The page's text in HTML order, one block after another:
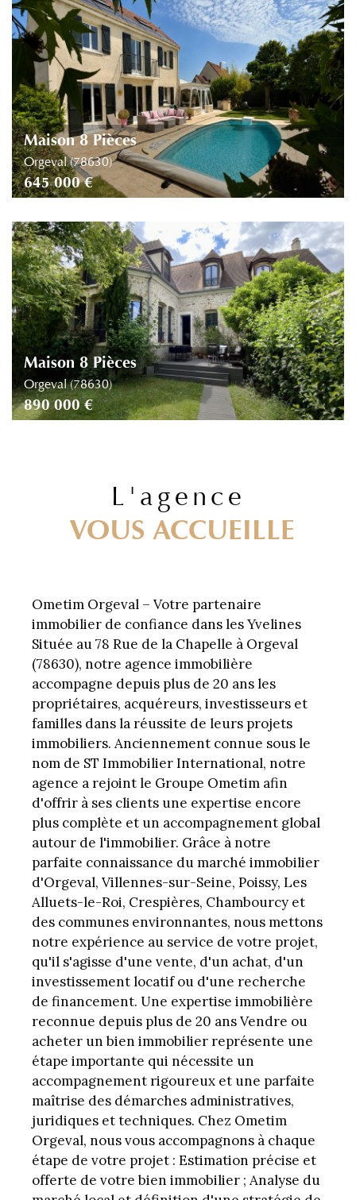
Maison 8 Pièces
Orgeval (78630)
645 000 €
Maison 8 Pièces
Orgeval (78630)
890 000 €
L'agence
VOUS ACCUEILLE
Ometim Orgeval – Votre partenaire
immobilier de confiance dans les Yvelines
Située au 78 Rue de la Chapelle à Orgeval
(78630), notre agence immobilière
accompagne depuis plus de 20 ans les
propriétaires, acquéreurs, investisseurs et
familles dans la réussite de leurs projets
immobiliers. Anciennement connue sous le
nom de ST Immobilier International, notre
agence a rejoint le Groupe Ometim afin
d'offrir à ses clients une expertise encore
plus complète et un accompagnement global
autour de l'immobilier. Grâce à notre
parfaite connaissance du marché immobilier
d'Orgeval, Villennes-sur-Seine, Poissy, Les
Alluets-le-Roi, Crespières, Chambourcy et
des communes environnantes, nous mettons
notre expérience au service de votre projet,
qu'il s'agisse d'une vente, d'un achat, d'un
investissement locatif ou d'une recherche
de financement. Une expertise immobilière
reconnue depuis plus de 20 ans Vendre ou
acheter un bien immobilier représente une
étape importante qui nécessite un
accompagnement rigoureux et une parfaite
maîtrise des démarches administratives,
juridiques et techniques. Chez Ometim
Orgeval, nous vous accompagnons à chaque
étape de votre projet : Estimation précise et
offerte de votre bien immobilier ; Analyse du